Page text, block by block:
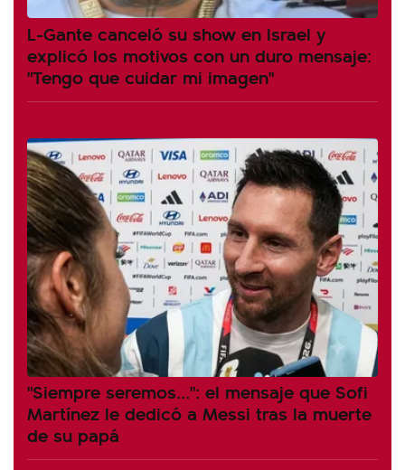
L-Gante canceló su show en Israel y
explicó los motivos con un duro mensaje:
"Tengo que cuidar mi imagen"
"Siempre seremos...": el mensaje que Sofi
Martínez le dedicó a Messi tras la muerte
de su papá